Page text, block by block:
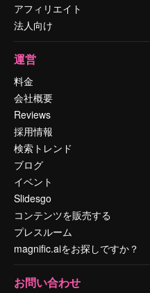
アフィリエイト
法人向け
運営
料金
会社概要
Reviews
採用情報
検索トレンド
ブログ
イベント
Slidesgo
コンテンツを販売する
プレスルーム
magnific.aiをお探しですか？
お問い合わせ